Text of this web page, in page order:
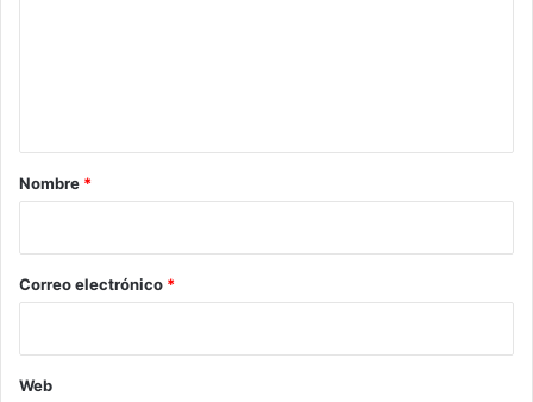
r
*
Nombre *
Correo electrónico *
Web